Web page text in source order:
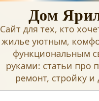
Дом
Сайт для тех, кто
жилье уютным,
функциональным
руками: статьи про
ремонт, стройку и